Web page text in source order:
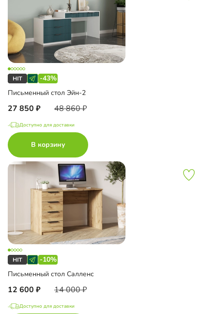
-43%
Письменный стол Эйн-2
27 850 48 860
Доступно для доставки
В корзину
-10%
Письменный стол Салленс
12 600 14 000
Доступно для доставки